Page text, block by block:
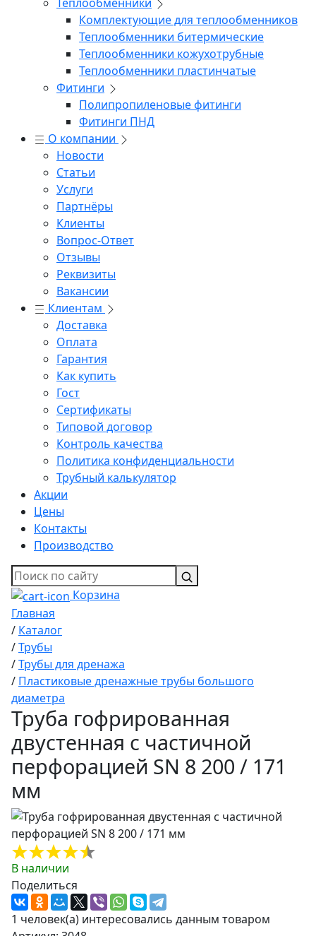
Комплектующие для теплообменников
Теплообменники битермические
Теплообменники кожухотрубные
Теплообменники пластинчатые
Фитинги
Полипропиленовые фитинги
Фитинги ПНД
О компании
Новости
Статьи
Услуги
Партнёры
Клиенты
Вопрос-Ответ
Отзывы
Реквизиты
Вакансии
Клиентам
Доставка
Оплата
Гарантия
Как купить
Гост
Сертификаты
Типовой договор
Контроль качества
Политика конфиденциальности
Трубный калькулятор
Акции
Цены
Контакты
Производство
Корзина
Главная
/ Каталог
/Трубы
/Трубы для дренажа
/ Пластиковые дренажные трубы большого
диаметра
Труба гофрированная
двустенная с частичной
перфорацией SN 8 200 / 171
мм
В наличии
Поделиться
1 человек(а) интересовались данным товаром